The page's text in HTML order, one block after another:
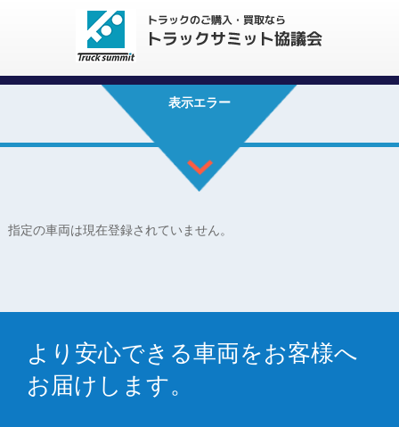
表示エラー
指定の車両は現在登録されていません。
より安心できる車両をお客様へ
お届けします。